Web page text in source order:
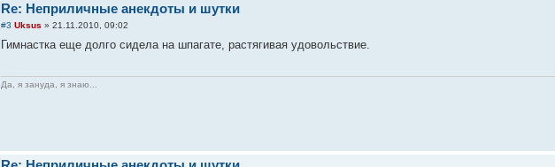
Re: Неприличные анекдоты и шутки
#3 Uksus » 21.11.2010, 09:02
Гимнастка еще долго сидела на шпагате, растягивая удовольствие.
Да, я зануда, я знаю...